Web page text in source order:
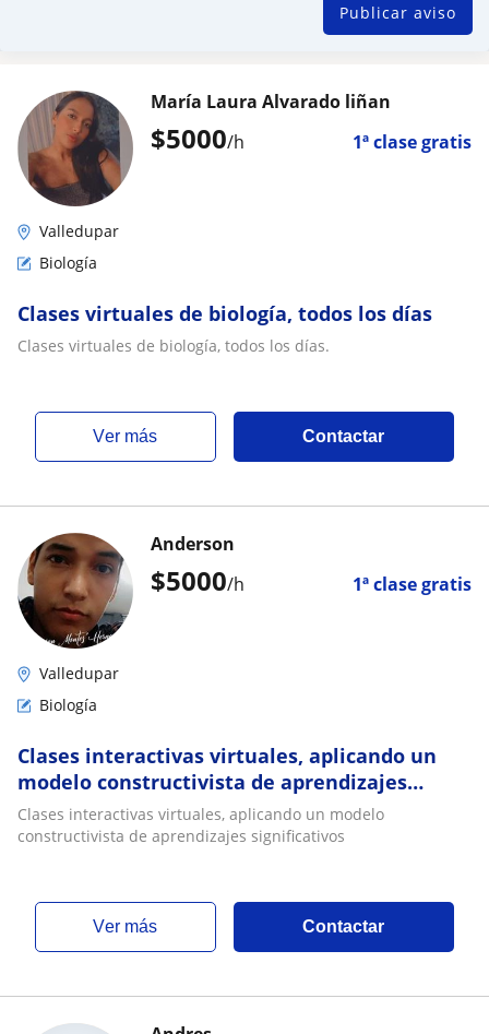
Publicar aviso
$5000/h 1ª clase gratis
María Laura Alvarado liñan
Valledupar
Biología
Clases virtuales de biología, todos los días
Clases virtuales de biología, todos los días.
ver más Contactar
$5000/h 1ª clase gratis
Anderson
Valledupar
Biología
Clases interactivas virtuales, aplicando un
modelo constructivista de aprendizajes
significativos
Clases interactivas virtuales, aplicando un modelo
constructivista de aprendizajes significativos
ver más Contactar